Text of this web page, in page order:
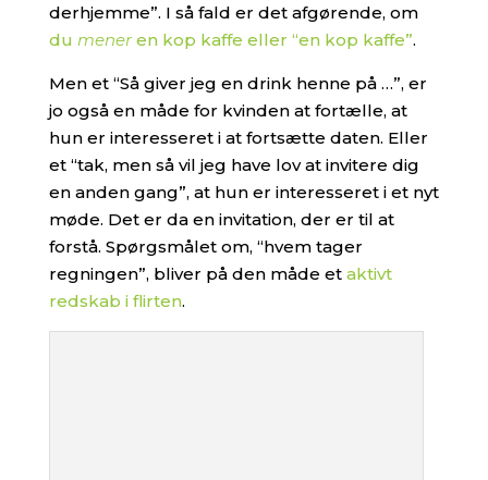
derhjemme”. I så fald er det afgørende, om
du meneren kop kaffe eller “en kop kaffe”.
Men et “Så giver jeg en drink henne på …”, er
jo også en måde for kvinden at fortælle, at
hun er interesseret i at fortsætte daten. Eller
et “tak, men så vil jeg have lov at invitere dig
en anden gang”, at hun er interesseret i et nyt
møde. Det er da en invitation, der er til at
forstå. Spørgsmålet om, “hvem tager
regningen”, bliver på den måde et aktivt
redskab i flirten.